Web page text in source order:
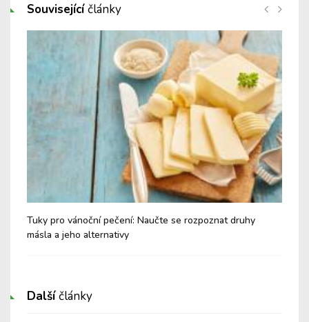
Souvisejícíčlánky
Tuky pro vánoční pečení: Naučte se rozpoznat druhy
másla a jeho alternativy
Dalšíčlánky